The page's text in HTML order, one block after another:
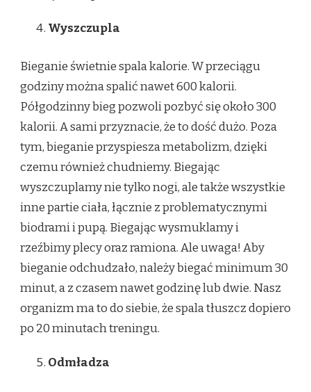
Wyszczupla
Bieganie świetnie spala kalorie. W przeciągu
godziny można spalić nawet 600 kalorii.
Półgodzinny bieg pozwoli pozbyć się około 300
kalorii. A sami przyznacie, że to dość dużo. Poza
tym, bieganie przyspiesza metabolizm, dzięki
czemu również chudniemy. Biegając
wyszczuplamy nie tylko nogi, ale także wszystkie
inne partie ciała, łącznie z problematycznymi
biodrami i pupą. Biegając wysmuklamy i
rzeźbimy plecy oraz ramiona. Ale uwaga! Aby
bieganie odchudzało, należy biegać minimum 30
minut, a z czasem nawet godzinę lub dwie. Nasz
organizm ma to do siebie, że spala tłuszcz dopiero
po 20 minutach treningu.
Odmładza